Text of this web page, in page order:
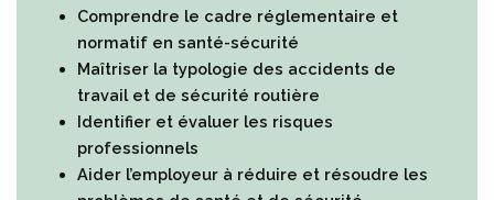
Comprendre le cadre réglementaire et
normatif en santé-sécurité
Maîtriser la typologie des accidents de
travail et de sécurité routière
Identifier et évaluer les risques
professionnels
Aider l’employeur à réduire et résoudre les